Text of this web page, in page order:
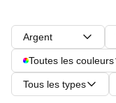
Argent
Toutes les couleurs
Tous les types